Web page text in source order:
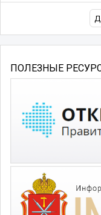
ПОЛЕЗНЫЕ